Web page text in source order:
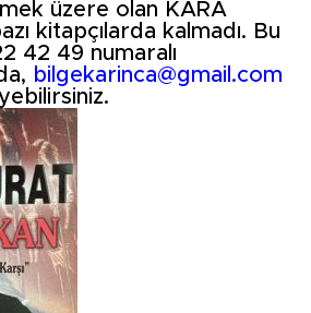
üzere olan KARA
kitapçılarda kalmadı. Bu
42 49 numaralı
bilgekarinca@gmail.com